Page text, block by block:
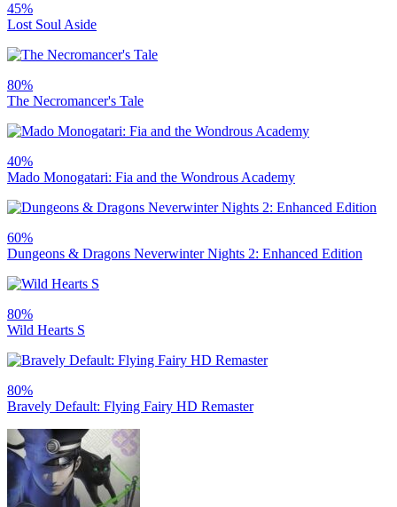
45%
Lost Soul Aside
80%
The Necromancer's Tale
40%
Mado Monogatari: Fia and the Wondrous Academy
60%
Dungeons & Dragons Neverwinter Nights 2: Enhanced Edition
80%
Wild Hearts S
80%
Bravely Default: Flying Fairy HD Remaster